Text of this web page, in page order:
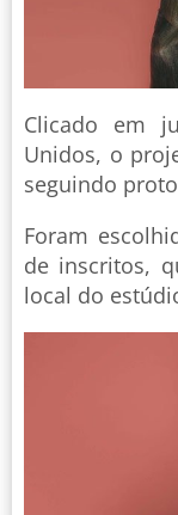
Clicado em
Unidos, o
seguindo
Foram
de inscritos,
local do